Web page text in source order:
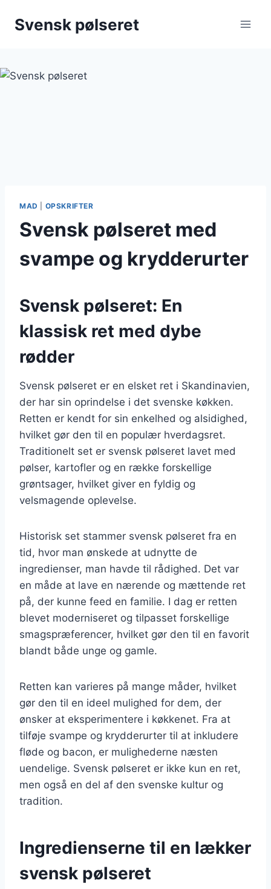
Svensk pølseret
MAD OPSKRIFTER
Svensk pølseret med
svampe og krydderurter
Svensk pølseret: En
klassisk ret med dybe
rødder
Svensk pølseret er en elsket ret i Skandinavien,
der har sin oprindelse i det svenske køkken.
Retten er kendt for sin enkelhed og alsidighed,
hvilket gør den til en populær hverdagsret.
Traditionelt set er svensk pølseret lavet med
pølser, kartofler og en række forskellige
grøntsager, hvilket giver en fyldig og
velsmagende oplevelse.
Historisk set stammer svensk pølseret fra en
tid, hvor man ønskede at udnytte de
ingredienser, man havde til rådighed. Det var
en måde at lave en nærende og mættende ret
på, der kunne feed en familie. I dag er retten
blevet moderniseret og tilpasset forskellige
smagspræferencer, hvilket gør den til en favorit
blandt både unge og gamle.
Retten kan varieres på mange måder, hvilket
gør den til en ideel mulighed for dem, der
ønsker at eksperimentere i køkkenet. Fra at
tilføje svampe og krydderurter til at inkludere
fløde og bacon, er mulighederne næsten
uendelige. Svensk pølseret er ikke kun en ret,
men også en del af den svenske kultur og
tradition.
Ingredienserne til en lækker
svensk pølseret